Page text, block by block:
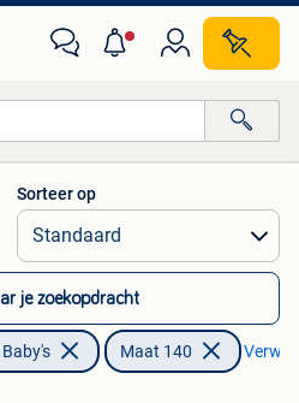
Sorteer op
je zoekopdracht
Maat 140